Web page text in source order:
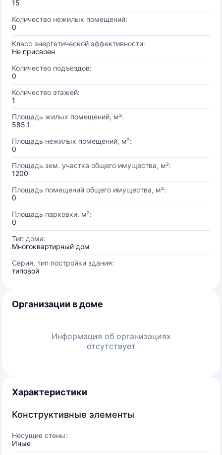
15
Количество нежилых помещений:
0
Класс энергетической эффективности:
Не присвоен
Количество подъездов:
0
Количество этажей:
1
Площадь жилых помещений, м²:
585.1
Площадь нежилых помещений, м²:
0
Площадь зем. участка общего имущества, м²:
1200
Площадь помещений общего имущества, м²:
0
Площадь парковки, м²:
0
Тип дома:
Многоквартирный дом
Серия, тип постройки здания:
типовой
Организации в доме
Информация об организациях
отсутствует
Характеристики
Конструктивные элементы
Несущие стены:
Иные